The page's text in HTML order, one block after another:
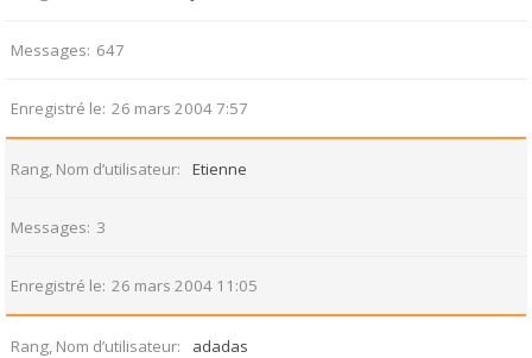
Messages 647
Enregistré le 26 mars 2004 7:57
Rang, Nom d’utilisateur Etienne
Messages 3
Enregistré le 26 mars 2004 11:05
Rang, Nom d’utilisateur adadas